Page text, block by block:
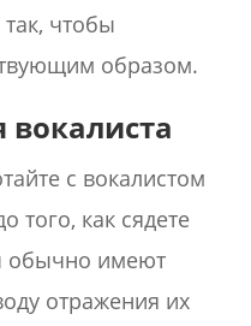
чтобы
образом.
вокалиста
с вокалистом
того, как сядете
обычно имеют
отражения их